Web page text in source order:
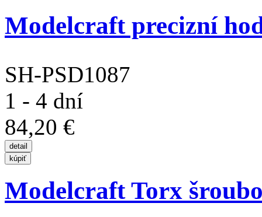
Modelcraft precizní
SH-PSD1087
1 - 4 dní
84,20 €
Modelcraft Torx